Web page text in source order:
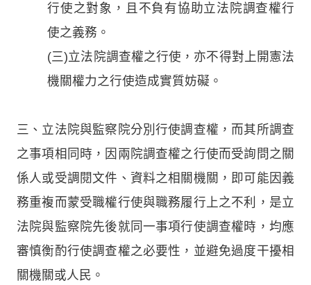
行使之對象，且不負有協助立法院調查權行
使之義務。
(三)立法院調查權之行使，亦不得對上開憲法
機關權力之行使造成實質妨礙。
三、立法院與監察院分別行使調查權，而其所調查
之事項相同時，因兩院調查權之行使而受詢問之關
係人或受調閱文件、資料之相關機關，即可能因義
務重複而蒙受職權行使與職務履行上之不利，是立
法院與監察院先後就同一事項行使調查權時，均應
審慎衡酌行使調查權之必要性，並避免過度干擾相
關機關或人民。